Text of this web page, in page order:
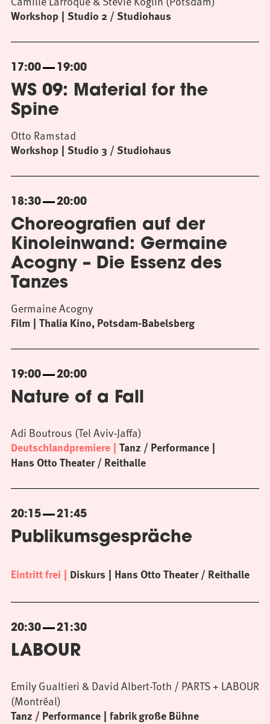
Workshop Studio 2 / Studiohaus
17:00 19:00
WS 09: Material for the
Spine
Workshop Studio 3 / Studiohaus
Otto Ramstad
18:30 20:00
Choreografien auf der
Kinoleinwand: Germaine
Acogny – Die Essenz des
Tanzes
Film Thalia Kino, Potsdam-Babelsberg
Germaine Acogny
19:00 20:00
Nature of a Fall
Deutschlandpremiere Tanz / Performance
Hans Otto Theater / Reithalle
Adi Boutrous (Tel Aviv-Jaffa)
20:15 21:45
Publikumsgespräche
Eintritt frei Diskurs Hans Otto Theater / Reithalle
20:30 21:30
LABOUR
Tanz / Performance fabrik große Bühne
Emily Gualtieri & David Albert-Toth / PARTS + LABOUR
(Montréal)